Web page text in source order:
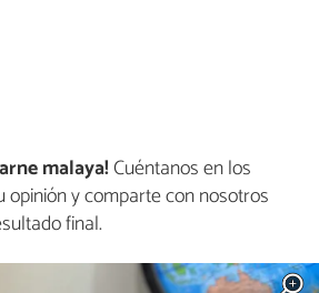
malaya!Cuéntanos en los
opinión y comparte con nosotros
final.